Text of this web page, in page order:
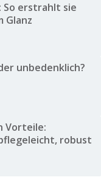
So erstrahlt sie
Glanz
unbedenklich?
Vorteile:
robust